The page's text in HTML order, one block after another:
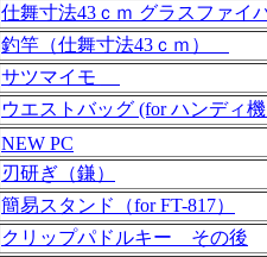
仕舞寸法43ｃｍ グラスファ
釣竿（仕舞寸法43ｃｍ）
サツマイモ
ウエストバッグ (for ハンディ
NEW PC
刃研ぎ（鎌）
簡易スタンド（for FT-817）
クリップパドルキー その後